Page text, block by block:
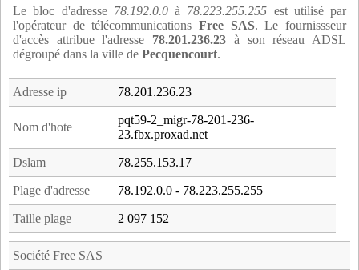
Le bloc d'adresse 78.192.0.0à 78.223.255.255 est utilisé par
l'opérateur de télécommunications Free SAS. Le fournissseur
d'accès attribue l'adresse 78.201.236.23 à son réseau ADSL
dégroupé dans la ville de Pecquencourt.
Adresse ip 78.201.236.23
Nom d'hote
pqt59-2_migr-78-201-236-
23.fbx.proxad.net
Dslam 78.255.153.17
Plage d'adresse 78.192.0.0 - 78.223.255.255
Taille plage 2 097 152
Société Free SAS